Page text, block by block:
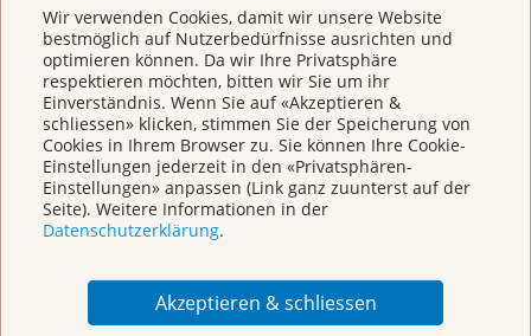
Wir verwenden Cookies, damit wir unsere Website
bestmöglich auf Nutzerbedürfnisse ausrichten und
optimieren können. Da wir Ihre Privatsphäre
respektieren möchten, bitten wir Sie um ihr
Einverständnis. Wenn Sie auf «Akzeptieren &
schliessen» klicken, stimmen Sie der Speicherung von
Cookies in Ihrem Browser zu. Sie können Ihre Cookie-
Einstellungen jederzeit in den «Privatsphären-
Einstellungen» anpassen (Link ganz zuunterst auf der
Seite). Weitere Informationen in der
Datenschutzerklärung.
Akzeptieren & schliessen
Chat
KrebsInfo
Montag – Freitag: 10 – 18 Uhr